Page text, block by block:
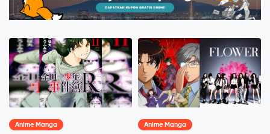
Anime Manga Anime Manga